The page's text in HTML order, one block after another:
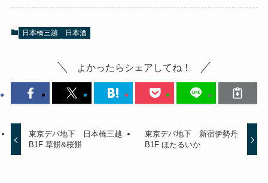
日本橋三越 日本酒
よかったらシェアしてね！
東京デパ地下 日本橋三越
B1F 草餅&桜餅
東京デパ地下 新宿伊勢丹
B1F ほたるいか